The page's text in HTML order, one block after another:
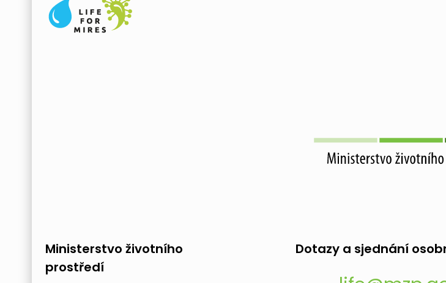
Ministerstvo životního
prostředí
Dotazy a sjednání